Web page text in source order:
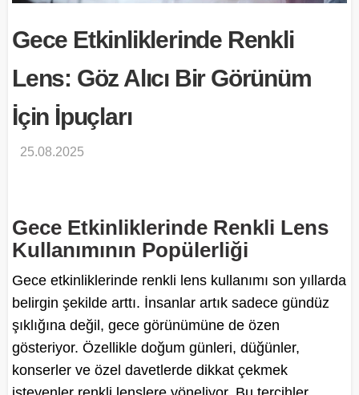
Gece Etkinliklerinde Renkli
Lens: Göz Alıcı Bir Görünüm
İçin İpuçları
25.08.2025
Gece Etkinliklerinde Renkli Lens
Kullanımının Popülerliği
Gece etkinliklerinde renkli lens kullanımı son yıllarda
belirgin şekilde arttı. İnsanlar artık sadece gündüz
şıklığına değil, gece görünümüne de özen
gösteriyor. Özellikle doğum günleri, düğünler,
konserler ve özel davetlerde dikkat çekmek